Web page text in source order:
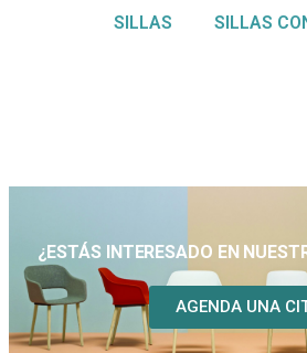
SILLAS
SILLAS
¿ESTÁS INTERESADO EN
AGENDA UNA